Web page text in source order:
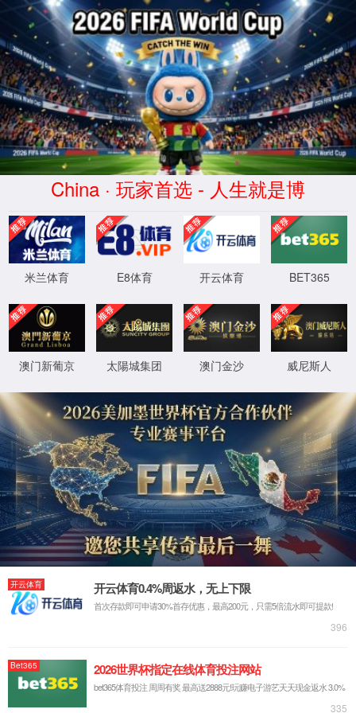
404
页面未找到！
抱歉，页面好像去火星了~
5秒后自动跳转网站首页
返回首页
XML 地图